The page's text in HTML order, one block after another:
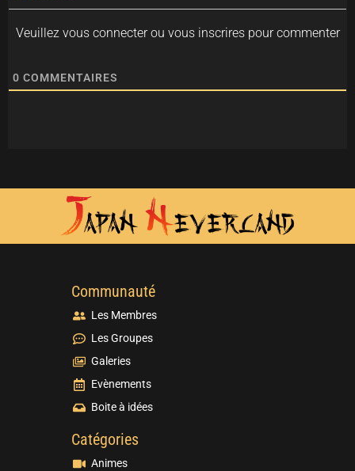
Veuillez vous connecter ou vous inscrires pour commenter
0 COMMENTAIRES
Communauté
Les Membres
Les Groupes
Galeries
Evènements
Boite à idées
Catégories
Animes